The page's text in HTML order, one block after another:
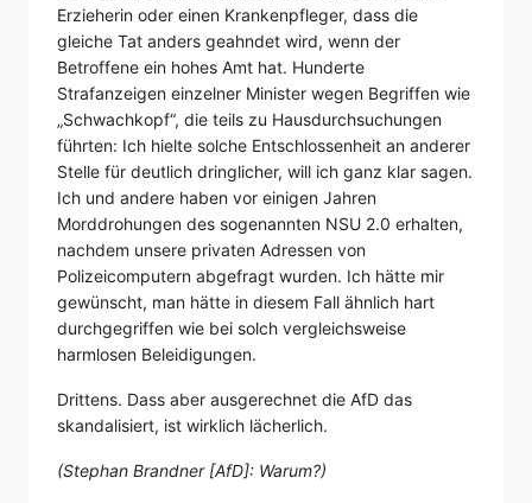
Erzieherin oder einen Krankenpfleger, dass die
gleiche Tat anders geahndet wird, wenn der
Betroffene ein hohes Amt hat. Hunderte
Strafanzeigen einzelner Minister wegen Begriffen wie
„Schwachkopf“, die teils zu Hausdurchsuchungen
führten: Ich hielte solche Entschlossenheit an anderer
Stelle für deutlich dringlicher, will ich ganz klar sagen.
Ich und andere haben vor einigen Jahren
Morddrohungen des sogenannten NSU 2.0 erhalten,
nachdem unsere privaten Adressen von
Polizeicomputern abgefragt wurden. Ich hätte mir
gewünscht, man hätte in diesem Fall ähnlich hart
durchgegriffen wie bei solch vergleichsweise
harmlosen Beleidigungen.
Drittens. Dass aber ausgerechnet die AfD das
skandalisiert, ist wirklich lächerlich.
(Stephan Brandner [AfD]: Warum?)